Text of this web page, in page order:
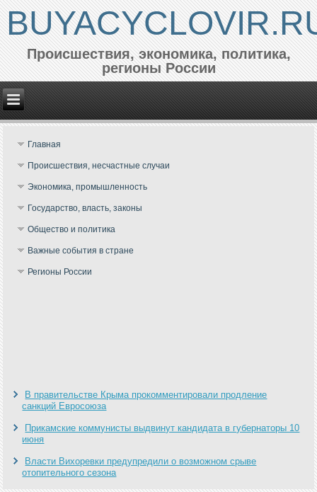
Происшествия, экономика, политика,
регионы России
Главная
Происшествия, несчастные случаи
Экономика, промышленность
Государство, власть, законы
Общество и политика
Важные события в стране
Регионы России
В правительстве Крыма прокомментировали продление
санкций Евросоюза
Прикамские коммунисты выдвинут кандидата в губернаторы 10
июня
Власти Вихоревки предупредили о возможном срыве
отопительного сезона